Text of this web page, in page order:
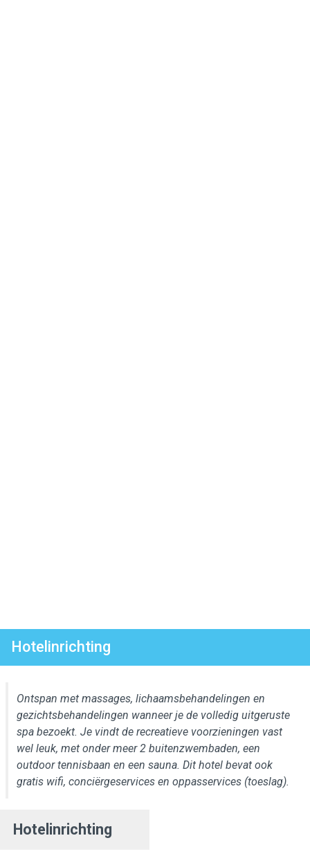
Hotelinrichting
Ontspan met massages, lichaamsbehandelingen en
gezichtsbehandelingen wanneer je de volledig uitgeruste
spa bezoekt. Je vindt de recreatieve voorzieningen vast
wel leuk, met onder meer 2 buitenzwembaden, een
outdoor tennisbaan en een sauna. Dit hotel bevat ook
gratis wifi, conciërgeservices en oppasservices (toeslag).
Hotelinrichting